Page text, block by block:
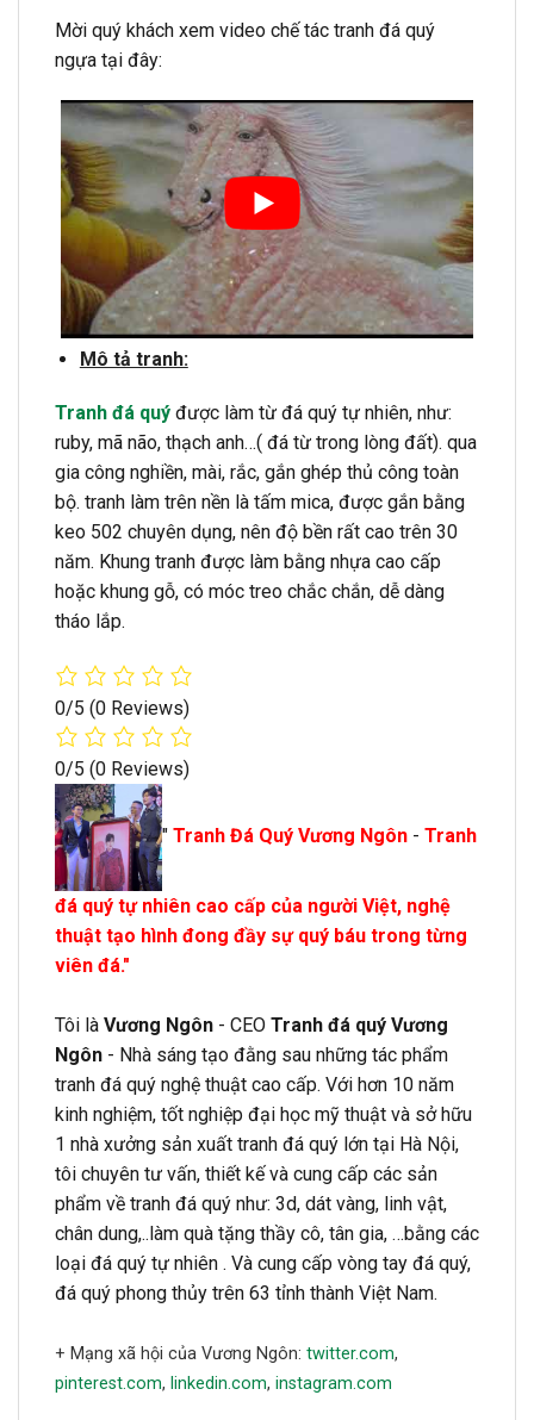
Mời quý khách xem video chế tác tranh đá quý
ngựa tại đây:
Mô tả tranh:
Tranh đá quý được làm từ đá quý tự nhiên, như:
ruby, mã não, thạch anh…( đá từ trong lòng đất). qua
gia công nghiền, mài, rắc, gắn ghép thủ công toàn
bộ. tranh làm trên nền là tấm mica, được gắn bằng
keo 502 chuyên dụng, nên độ bền rất cao trên 30
năm. Khung tranh được làm bằng nhựa cao cấp
hoặc khung gỗ, có móc treo chắc chắn, dễ dàng
tháo lắp.
0/5 (0 Reviews)
0/5 (0 Reviews)
" Tranh Đá Quý Vương Ngôn - Tranh
đá quý tự nhiên cao cấp của người Việt, nghệ
thuật tạo hình đong đầy sự quý báu trong từng
viên đá."
Tôi là Vương Ngôn - CEO Tranh đá quý Vương
Ngôn - Nhà sáng tạo đằng sau những tác phẩm
tranh đá quý nghệ thuật cao cấp. Với hơn 10 năm
kinh nghiệm, tốt nghiệp đại học mỹ thuật và sở hữu
1 nhà xưởng sản xuất tranh đá quý lớn tại Hà Nội,
tôi chuyên tư vấn, thiết kế và cung cấp các sản
phẩm về tranh đá quý như: 3d, dát vàng, linh vật,
chân dung,..làm quà tặng thầy cô, tân gia, …bằng các
loại đá quý tự nhiên . Và cung cấp vòng tay đá quý,
đá quý phong thủy trên 63 tỉnh thành Việt Nam.
+ Mạng xã hội của Vương Ngôn: twitter.com,
pinterest.com, linkedin.com, instagram.com